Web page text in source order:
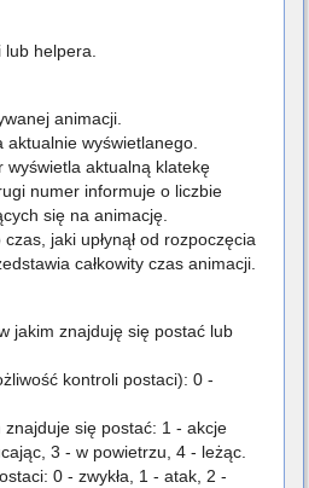
helpera.
animacji.
wyświetlanego.
wyświetla aktualną klatekę
numer informuje o liczbie
się na animację.
jaki upłynął od rozpoczęcia
całkowity czas animacji.
jakim znajduję się postać lub
kontroli postaci): 0 -
znajduje się postać: 1 - akcje
3 - w powietrzu, 4 - leżąc.
0 - zwykła, 1 - atak, 2 -